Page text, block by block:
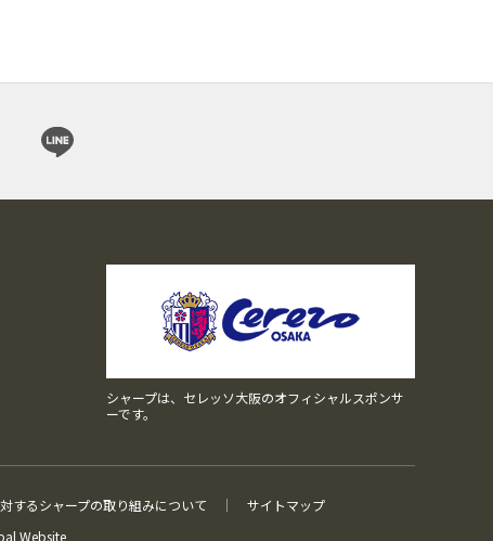
シャープは、セレッソ大阪のオフィシャルスポンサ
ーです。
するシャープの取り組みについて
サイトマップ
Website